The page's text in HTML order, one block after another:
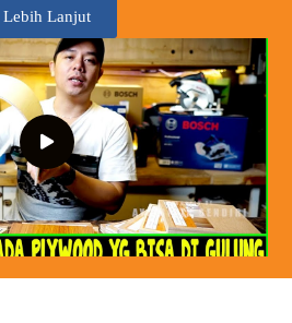
Lebih Lanjut